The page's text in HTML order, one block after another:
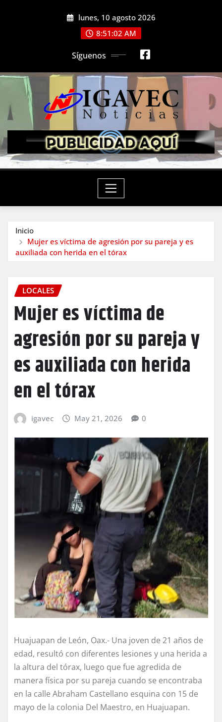
lunes, 10 agosto 2026
8:51:03 AM
Síguenos
Inicio
Mujer es víctima de agresión por su pareja y es
auxiliada con herida en el tórax
LOCALES
Mujer es víctima de
agresión por su pareja y
es auxiliada con herida
en el tórax
igavec May 21, 2026 0
Huajuapan de León, Oax.- Una joven de 21 años de
edad, resultó con diferentes lesiones y una herida a
la altura del tórax, luego que fue agredida de
manera física por su pareja cuando se encontraba
en la calle Abraham Castellano esquina con 15 de
mayo de la colonia Del Maestro, en Huajuapan.